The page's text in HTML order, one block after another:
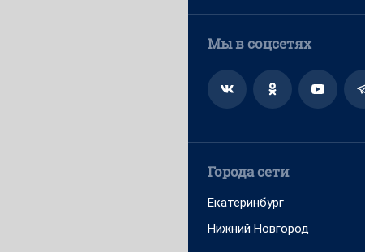
Мы в соцсетях
Города сети
Екатеринбург
Нижний Новгород